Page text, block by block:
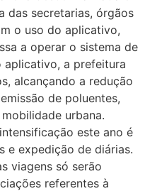
das secretarias, órgãos
o uso do aplicativo,
a operar o sistema de
aplicativo, a prefeitura
alcançando a redução
de poluentes,
urbana.
este ano é
e expedição de diárias.
viagens só serão
referentes à